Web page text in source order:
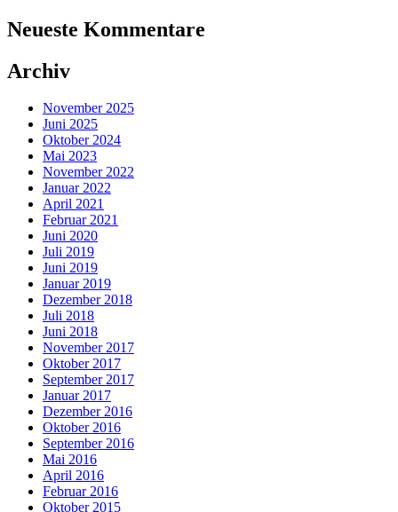
Neueste Kommentare
Archiv
November 2025
Juni 2025
Oktober 2024
Mai 2023
November 2022
Januar 2022
April 2021
Februar 2021
Juni 2020
Juli 2019
Juni 2019
Januar 2019
Dezember 2018
Juli 2018
Juni 2018
November 2017
Oktober 2017
September 2017
Januar 2017
Dezember 2016
Oktober 2016
September 2016
Mai 2016
April 2016
Februar 2016
Oktober 2015